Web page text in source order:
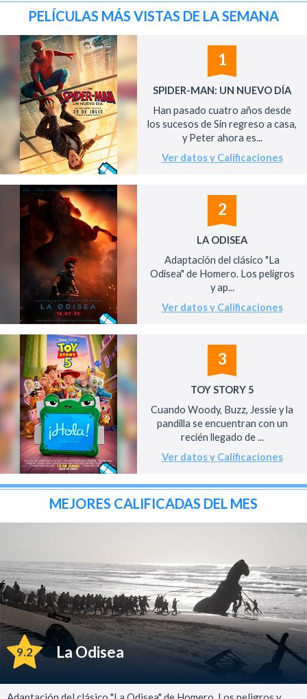
PELÍCULAS MÁS VISTAS DE LA SEMANA
1
SPIDER-MAN: UN NUEVO DÍA
Han pasado cuatro años desde
los sucesos de Sin regreso a casa,
y Peter ahora es...
Ver datos y Calificaciones
2
LA ODISEA
Adaptación del clásico "La
Odisea" de Homero. Los peligros
y ap...
Ver datos y Calificaciones
3
TOY STORY 5
Cuando Woody, Buzz, Jessie y la
pandilla se encuentran con un
recién llegado de ...
Ver datos y Calificaciones
MEJORES CALIFICADAS DEL MES
9.2 La Odisea